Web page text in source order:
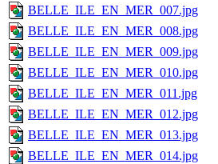
BELLE_ILE_EN_MER_007.jpg
BELLE_ILE_EN_MER_008.jpg
BELLE_ILE_EN_MER_009.jpg
BELLE_ILE_EN_MER_010.jpg
BELLE_ILE_EN_MER_011.jpg
BELLE_ILE_EN_MER_012.jpg
BELLE_ILE_EN_MER_013.jpg
BELLE_ILE_EN_MER_014.jpg